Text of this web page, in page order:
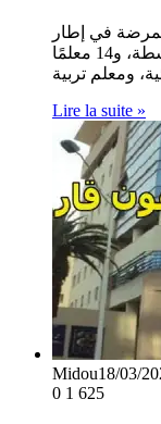
في إطار
تعاقدٍ داخليٍّ وخارجيٍّ ممرضة ومساعدة منشطة، و14 معلمًا
Lire la suite »
Midou18/03/
0 1 625